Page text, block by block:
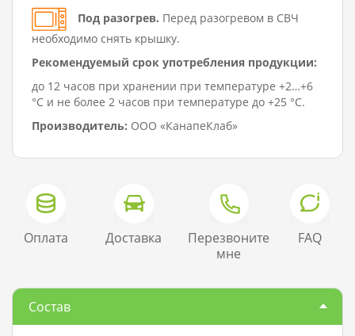
Под разогрев. Перед разогревом в СВЧ
необходимо снять крышку.
Рекомендуемый срок употребления продукции:
до 12 часов при хранении при температуре +2…+6
°C и не более 2 часов при температуре до +25 °C.
Производитель: ООО «КанапеКлаб»
Состав
Оплата Доставка
Перезвоните
мне
FAQ